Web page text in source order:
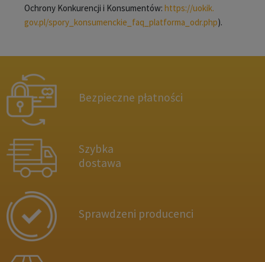
Ochrony Konkurencji i Konsumentów:https://uokik.
gov.pl/spory_konsumenckie_faq_platforma_odr.php).
Bezpieczne płatności
Szybka
dostawa
Sprawdzeni producenci